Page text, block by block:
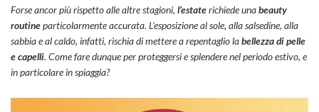
Forse ancor più rispetto alle altre stagioni, l’estaterichiede unabeauty
routineparticolarmente accurata. L’esposizione al sole, alla salsedine, alla
sabbia e al caldo, infatti, rischia di mettere a repentaglio labellezza di pelle
e capelli. Come fare dunque per proteggersi e splendere nel periodo estivo, e
in particolare in spiaggia?